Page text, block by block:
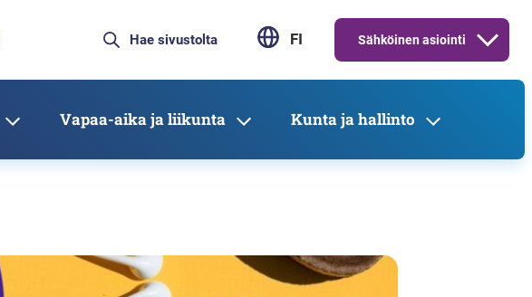
FI Sähköinen asiointi
Vapaa-aika ja liikunta Kunta ja hallinto